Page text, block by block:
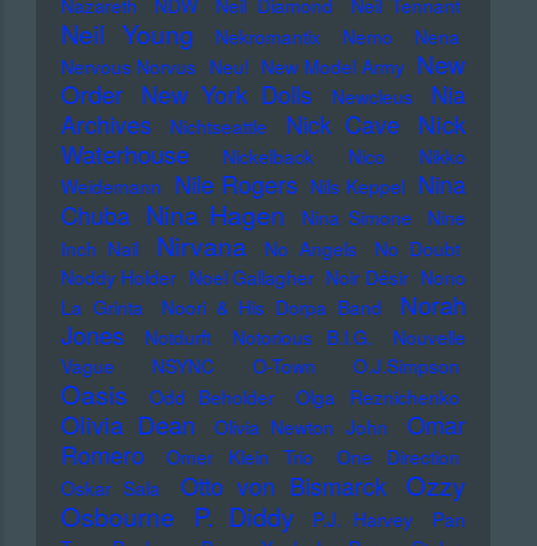
Nazareth
NDW Neil Diamond Neil Tennant
Neil Young Nekromantix Nemo
Nena
Nervous Norvus Neu! New Model Army New
Order New York Dolls Newcleus
Nia
Archives
Nichtseattle Nick Cave
Nick
Waterhouse
Nickelback Nico
Nikko
Weidemann Nile Rogers Nils Keppel Nina
Chuba Nina Hagen Nina Simone
Nine
Inch Nail
Nirvana No Angels
No Doubt
Noddy Holder Noel Gallagher Noir Désir Nono
La Grinta
Noori & His Dorpa Band
Norah
Jones
Notdurft Notorious B.I.G.
Nouvelle
Vague
NSYNC O-Town O.J.Simpson
Oasis Odd Beholder Olga Reznichenko
Olivia Dean Olivia Newton John
Omar
Romero
Omer Klein Trio
One Direction
Oskar Sala
Otto von Bismarck Ozzy
Osbourne
P. Diddy P.J. Harvey
Pan